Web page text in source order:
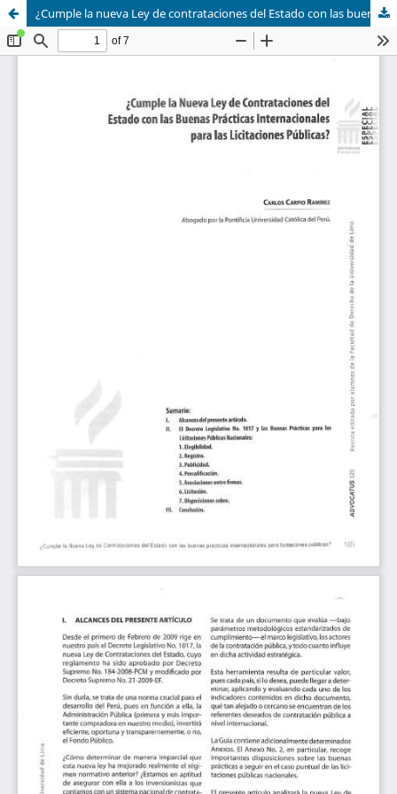
¿Cumple la nueva Ley de contrataciones del Estado con las buenas prácticas internacionales para las licitaciones públicas?